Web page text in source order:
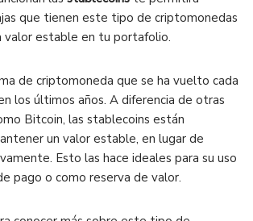
que tienen este tipo de criptomonedas
valor estable en tu portafolio.
de criptomoneda que se ha vuelto cada
los últimos años. A diferencia de otras
Bitcoin, las stablecoins están
un valor estable, en lugar de
Esto las hace ideales para su uso
pago o como reserva de valor.